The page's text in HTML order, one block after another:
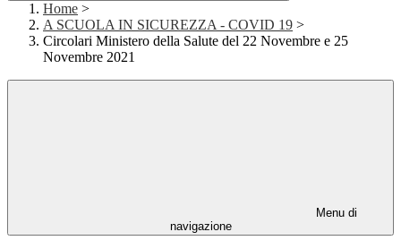
Home >
A SCUOLA IN SICUREZZA - COVID 19 >
Circolari Ministero della Salute del 22 Novembre e 25
Novembre 2021
Menu di
navigazione